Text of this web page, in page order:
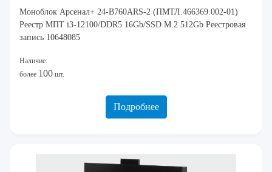
Моноблок Арсенал+ 24-B760ARS-2 (ПМТЛ.466369.002-01)
Реестр МПТ i3-12100/DDR5 16Gb/SSD M.2 512Gb Реестровая
запись 10648085
Наличие:
более 100 шт.
Подробнее